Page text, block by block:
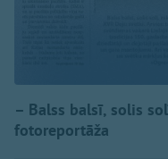
– Balss balsī, solis
fotoreportāža